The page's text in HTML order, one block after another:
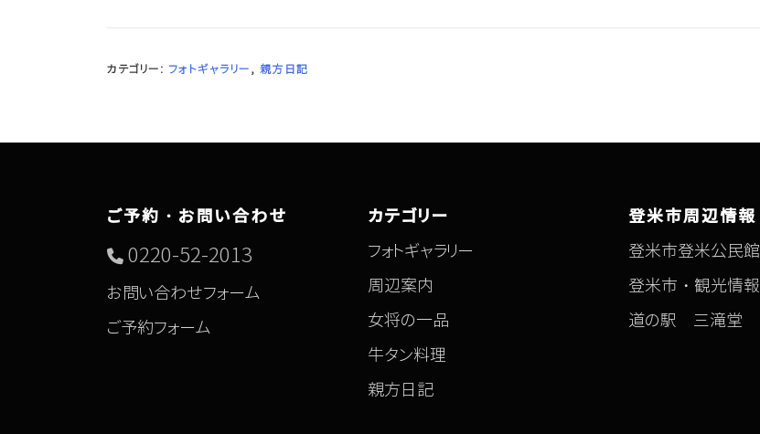
カテゴリー: フォトギャラリー, 親方日記
ご予約・お問い合わせ
0220-52-2013
お問い合わせフォーム
ご予約フォーム
カテゴリー
フォトギャラリー
周辺案内
女将の一品
牛タン料理
親方日記
登米市周辺情報
登米市登米公民館
登米市・観光情報
道の駅 三滝堂